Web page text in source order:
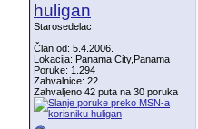
huligan
Starosedelac
Član od: 5.4.2006.
Lokacija: Panama City,Panama
Poruke: 1.294
Zahvalnice: 22
Zahvaljeno 42 puta na 30 poruka